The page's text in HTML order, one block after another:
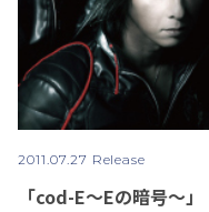
2011.07.27 Release
「cod-E〜Eの暗号〜」